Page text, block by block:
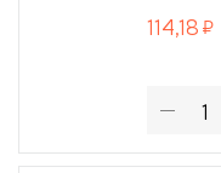
114,18